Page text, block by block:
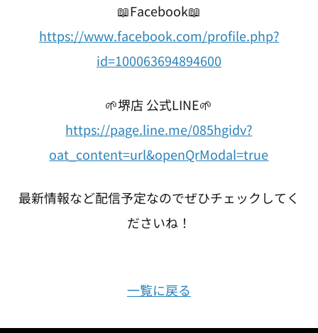
📖Facebook📖
https://www.facebook.com/profile.php?
id=100063694894600
🌱堺店 公式LINE🌱
https://page.line.me/085hgidv?
oat_content=url&openQrModal=true
最新情報など配信予定なのでぜひチェックしてく
ださいね！
一覧に戻る